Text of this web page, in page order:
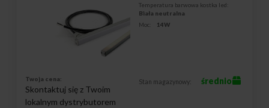
Temperatura barwowa kostka led:
Biała neutralna
Moc:
14W
Twoja cena:
Skontaktuj się z Twoim
lokalnym dystrybutorem
Stan magazynowy: średnio